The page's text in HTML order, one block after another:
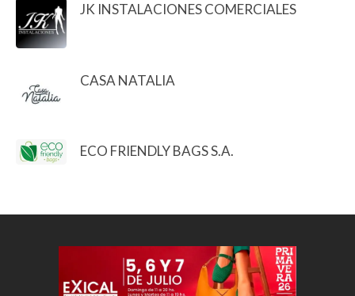
JK INSTALACIONES COMERCIALES
CASA NATALIA
ECO FRIENDLY BAGS S.A.